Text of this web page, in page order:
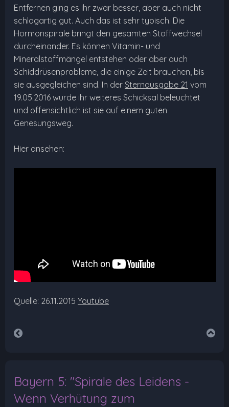
Entfernen ging es ihr zwar besser, aber auch nicht
schlagartig gut. Auch das ist sehr typisch. Die
Hormonspirale bringt den gesamten Stoffwechsel
durcheinander. Es können Vitamin- und
Mineralstoffmängel entstehen oder aber auch
Schiddrüsenprobleme, die einige Zeit brauchen, bis
sie ausgegleichen sind. In der Sternausgabe 21 vom
19.05.2016 wurde ihr weiteres Schicksal beleuchtet
und offensichtlich ist sie auf einem guten
Genesungsweg.
Hier ansehen:
Quelle: 26.11.2015 Youtube
Bayern 5: "Spirale des Leidens -
Wenn Verhütung zum